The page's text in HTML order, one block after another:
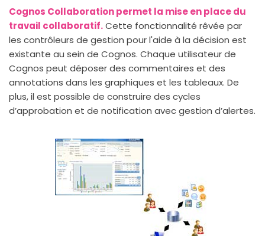
Cognos Collaboration permet la mise en place du
travail collaboratif.Cette fonctionnalité rêvée par
les contrôleurs de gestion pour l'aide à la décision est
existante au sein de Cognos. Chaque utilisateur de
Cognos peut déposer des commentaires et des
annotations dans les graphiques et les tableaux. De
plus, il est possible de construire des cycles
d’approbation et de notification avec gestion d’alertes.